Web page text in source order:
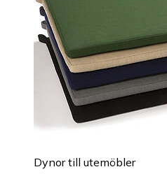
Dynor till utemöbler